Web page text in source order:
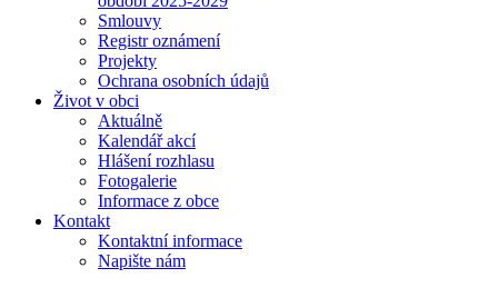
Smlouvy
Registr oznámení
Projekty
Ochrana osobních údajů
Život v obci
Aktuálně
Kalendář akcí
Hlášení rozhlasu
Fotogalerie
Informace z obce
Kontakt
Kontaktní informace
Napište nám